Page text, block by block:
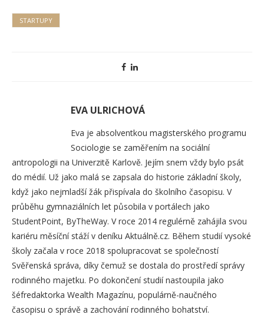
STARTUPY
EVA ULRICHOVÁ
Eva je absolventkou magisterského programu
Sociologie se zaměřením na sociální
antropologii na Univerzitě Karlově. Jejím snem vždy bylo psát
do médií. Už jako malá se zapsala do historie základní školy,
když jako nejmladší žák přispívala do školního časopisu. V
průběhu gymnaziálních let působila v portálech jako
StudentPoint, ByTheWay. V roce 2014 regulérně zahájila svou
kariéru měsíční stáží v deníku Aktuálně.cz. Během studií vysoké
školy začala v roce 2018 spolupracovat se společností
Svěřenská správa, díky čemuž se dostala do prostředí správy
rodinného majetku. Po dokončení studií nastoupila jako
šéfredaktorka Wealth Magazínu, populárně-naučného
časopisu o správě a zachování rodinného bohatství.